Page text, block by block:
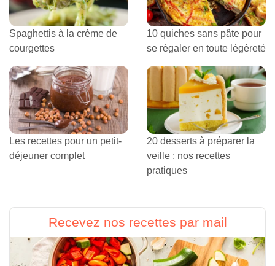
Spaghettis à la crème de
courgettes
10 quiches sans pâte pour
se régaler en toute légèreté
Les recettes pour un petit-
déjeuner complet
20 desserts à préparer la
veille : nos recettes
pratiques
Recevez nos recettes par mail